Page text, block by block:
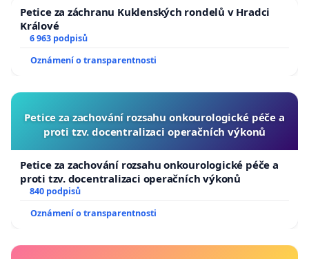
Petice za záchranu Kuklenských rondelů v Hradci
Králové
6 963 podpisů
Oznámení o transparentnosti
Petice za zachování rozsahu onkourologické péče a
proti tzv. docentralizaci operačních výkonů
Petice za zachování rozsahu onkourologické péče a
proti tzv. docentralizaci operačních výkonů
840 podpisů
Oznámení o transparentnosti